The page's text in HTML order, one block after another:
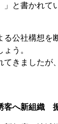
と書かれ
公社構想を
う。
きましたが
へ新組織